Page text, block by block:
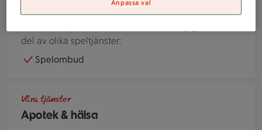
Spel
del av olika speltjänster:
Spelombud
Apotek & hälsa
Våra tjänster
Anpassa val